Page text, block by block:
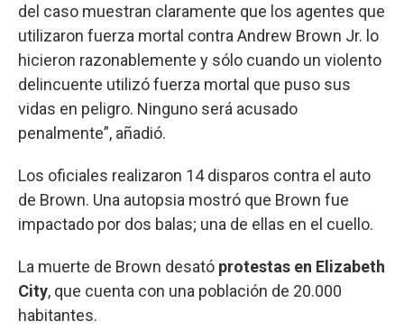
del caso muestran claramente que los agentes que
utilizaron fuerza mortal contra Andrew Brown Jr. lo
hicieron razonablemente y sólo cuando un violento
delincuente utilizó fuerza mortal que puso sus
vidas en peligro. Ninguno será acusado
penalmente”, añadió.
Los oficiales realizaron 14 disparos contra el auto
de Brown. Una autopsia mostró que Brown fue
impactado por dos balas; una de ellas en el cuello.
La muerte de Brown desató protestas en Elizabeth
City, que cuenta con una población de 20.000
habitantes.